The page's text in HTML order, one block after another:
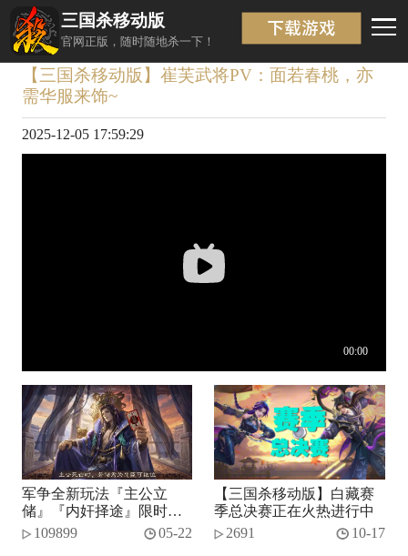
三国杀移动版
官网正版，随时随地杀一下！
返回
【三国杀移动版】崔芙武将PV：面若春桃，亦
需华服来饰~
2025-12-05 17:59:29
军争全新玩法『主公立
储』『内奸择途』限时开
启！109899 05-22
【三国杀移动版】白藏赛
季总决赛正在火热进行中
2691
10-17